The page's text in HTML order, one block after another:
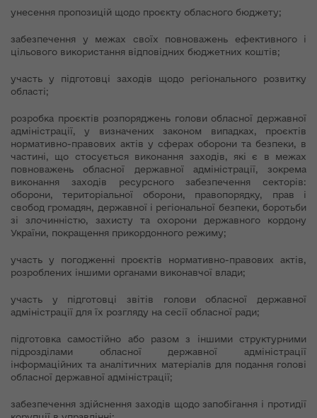
унесення пропозицій щодо проєкту обласного бюджету;
забезпечення у межах своїх повноважень ефективного і
цільового використання відповідних бюджетних коштів;
участь у підготовці заходів щодо регіонального розвитку
області;
розробка проєктів розпоряджень голови обласної державної
адміністрації, у визначених законом випадках, проєктів
нормативно-правових актів у сферах оборони та безпеки, в
частині, що стосується виконання заходів, які є в межах
повноважень обласної державної адміністрації, зокрема
виконання заходів ресурсного забезпечення секторів:
оборони, територіальної оборони, правопорядку, прав і
свобод громадян, державної і регіональної безпеки, боротьби
зі злочинністю, захисту та охорони державного кордону
України, покращення прикордонного режиму;
участь у погодженні проєктів нормативно-правових актів,
розроблених іншими органами виконавчої влади;
участь у підготовці звітів голови обласної державної
адміністрації для їх розгляду на сесії обласної ради;
підготовка самостійно або разом з іншими структурними
підрозділами обласної державної адміністрації
інформаційних та аналітичних матеріалів для подання голові
обласної державної адміністрації;
забезпечення здійснення заходів щодо запобігання і протидії